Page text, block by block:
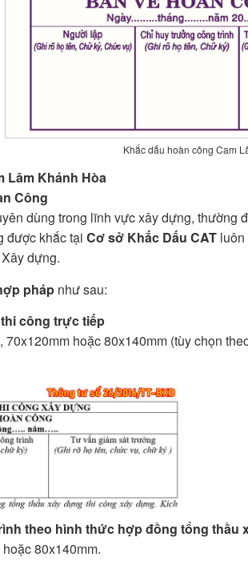
Khắc dấu hoàn công Cam
Lâm Khánh Hòa
Công
dùng trong lĩnh vực xây dựng, thường
được khắc tại Cơ sở Khắc Dấu CATluôn
dựng.
phápnhư sau:
thi công trực tiếp
70x120mm hoặc 80x140mm (tùy chọn
theo hình thức hợp đồng tổng thầu
80x140mm.